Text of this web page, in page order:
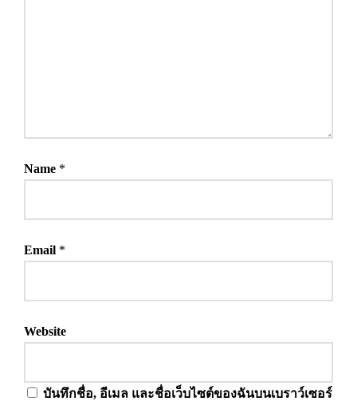
Name *
Email *
Website
บันทึกชื่อ, อีเมล และชื่อเว็บไซต์ของฉันบนเบราว์เซอร์